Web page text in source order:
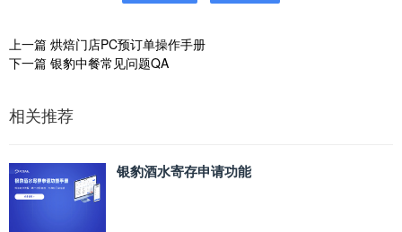
上一篇 烘焙门店PC预订单操作手册
下一篇 银豹中餐常见问题QA
相关推荐
银豹酒水寄存申请功能